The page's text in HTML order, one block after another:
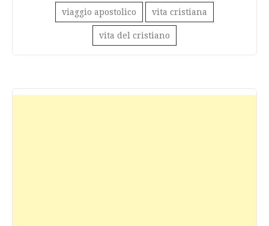
viaggio apostolico vita cristiana
vita del cristiano